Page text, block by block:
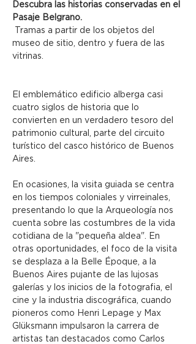
Descubra las historias conservadas en el
Pasaje Belgrano.
museo de sitio, dentro y fuera de las
vitrinas.
El emblemático edificio alberga casi
cuatro siglos de historia que lo
convierten en un verdadero tesoro del
patrimonio cultural, parte del circuito
turístico del casco histórico de Buenos
Aires.
En ocasiones, la visita guiada se centra
en los tiempos coloniales y virreinales,
presentando lo que la Arqueología nos
cuenta sobre las costumbres de la vida
cotidiana de la "pequeña aldea". En
otras oportunidades, el foco de la visita
se desplaza a la Belle Époque, a la
Buenos Aires pujante de las lujosas
galerías y los inicios de la fotografia, el
cine y la industria discográfica, cuando
pioneros como Henri Lepage y Max
Glüksmann impulsaron la carrera de
artistas tan destacados como Carlos